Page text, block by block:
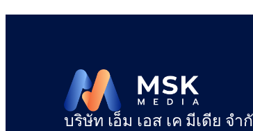
บริษัท เอ็ม เอส เค มีเดีย จำ